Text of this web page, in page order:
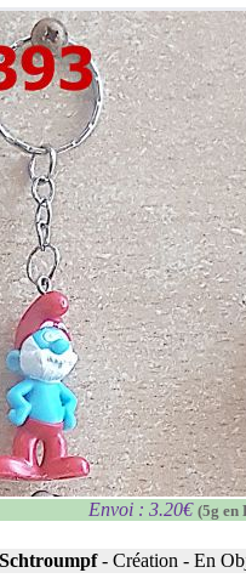
Envoi : 3.20€ (5g en
- Création - En